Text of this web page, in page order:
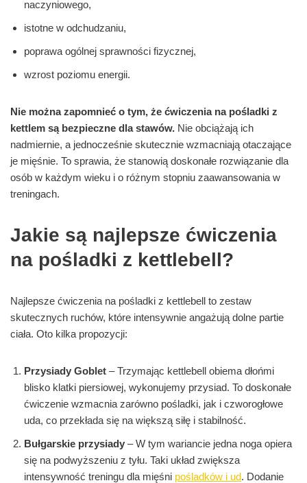
naczyniowego,
istotne w odchudzaniu,
poprawa ogólnej sprawności fizycznej,
wzrost poziomu energii.
Nie można zapomnieć o tym, że ćwiczenia na pośladki z
kettlem są bezpieczne dla stawów. Nie obciążają ich
nadmiernie, a jednocześnie skutecznie wzmacniają otaczające
je mięśnie. To sprawia, że stanowią doskonałe rozwiązanie dla
osób w każdym wieku i o różnym stopniu zaawansowania w
treningach.
Jakie są najlepsze ćwiczenia
na pośladki z kettlebell?
Najlepsze ćwiczenia na pośladki z kettlebell to zestaw
skutecznych ruchów, które intensywnie angażują dolne partie
ciała. Oto kilka propozycji:
Przysiady Goblet – Trzymając kettlebell obiema dłońmi
blisko klatki piersiowej, wykonujemy przysiad. To doskonałe
ćwiczenie wzmacnia zarówno pośladki, jak i czworogłowe
uda, co przekłada się na większą siłę i stabilność.
Bułgarskie przysiady – W tym wariancie jedna noga opiera
się na podwyższeniu z tyłu. Taki układ zwiększa
intensywność treningu dla mięśni pośladków i ud. Dodanie